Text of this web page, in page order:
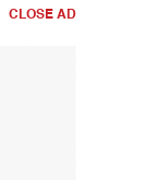
CLOSE AD